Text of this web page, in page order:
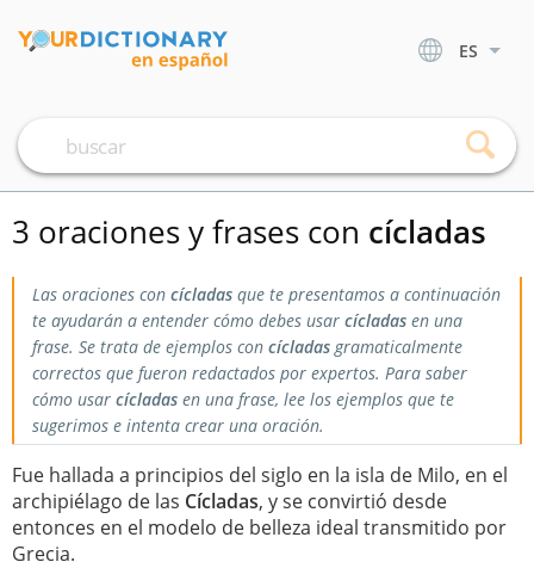
ES
3 oraciones y frases con cícladas
Las oraciones con cícladas que te presentamos a continuación
te ayudarán a entender cómo debes usar cícladas en una
frase. Se trata de ejemplos con cícladasgramaticalmente
correctos que fueron redactados por expertos. Para saber
cómo usar cícladas en una frase, lee los ejemplos que te
sugerimos e intenta crear una oración.
Fue hallada a principios del siglo en la isla de Milo, en el
archipiélago de las Cícladas, y se convirtió desde
entonces en el modelo de belleza ideal transmitido por
Grecia.